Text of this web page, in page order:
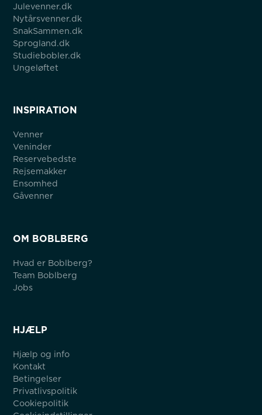
Julevenner.dk
Nytårsvenner.dk
SnakSammen.dk
Sprogland.dk
Studiebobler.dk
Ungeløftet
INSPIRATION
Venner
Veninder
Reservebedste
Rejsemakker
Ensomhed
Gåvenner
OM BOBLBERG
Hvad er Boblberg?
Team Boblberg
Jobs
HJÆLP
Hjælp og info
Kontakt
Betingelser
Privatlivspolitik
Cookiepolitik